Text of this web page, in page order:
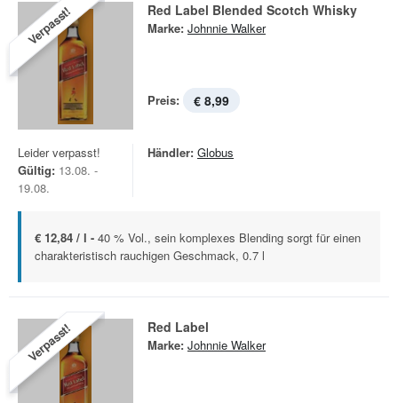
Verpasst! Red Label Blended Scotch Whisky
Marke: Johnnie Walker
Preis: € 8,99
Leider verpasst!
Gültig: 13.08. -
19.08.
Händler: Globus
€ 12,84 / l - 40 % Vol., sein komplexes Blending sorgt für einen
charakteristisch rauchigen Geschmack, 0.7 l
Verpasst! Red Label
Marke: Johnnie Walker